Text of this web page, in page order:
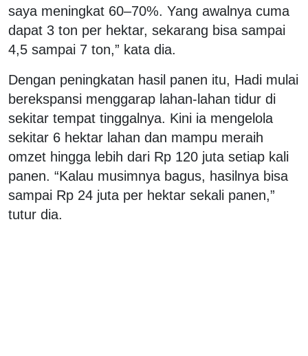
saya meningkat 60–70%. Yang awalnya cuma
dapat 3 ton per hektar, sekarang bisa sampai
4,5 sampai 7 ton,” kata dia.
Dengan peningkatan hasil panen itu, Hadi mulai
berekspansi menggarap lahan-lahan tidur di
sekitar tempat tinggalnya. Kini ia mengelola
sekitar 6 hektar lahan dan mampu meraih
omzet hingga lebih dari Rp 120 juta setiap kali
panen. “Kalau musimnya bagus, hasilnya bisa
sampai Rp 24 juta per hektar sekali panen,”
tutur dia.